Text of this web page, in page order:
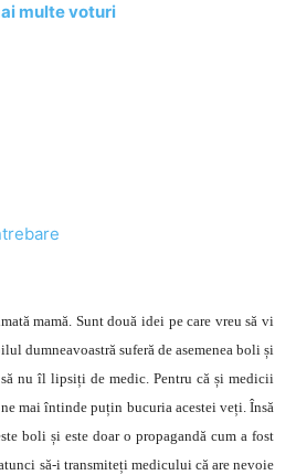
multe voturi
mamă. Sunt două idei pe care vreu să vi
dumneavoastră suferă de asemenea boli și
nu îl lipsiți de medic. Pentru că și medicii
mai întinde puțin bucuria acestei veți. Însă
boli și este doar o propagandă cum a fost
să-i transmiteți medicului că are nevoie